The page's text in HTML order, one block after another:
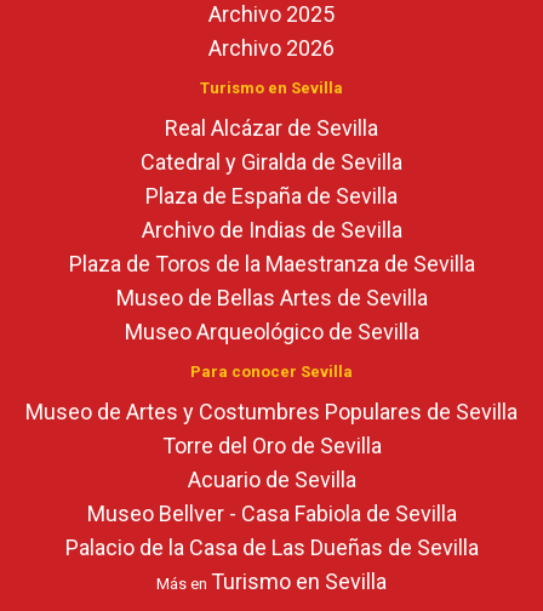
Archivo 2025
Archivo 2026
Turismo en Sevilla
Real Alcázar de Sevilla
Catedral y Giralda de Sevilla
Plaza de España de Sevilla
Archivo de Indias de Sevilla
Plaza de Toros de la Maestranza de Sevilla
Museo de Bellas Artes de Sevilla
Museo Arqueológico de Sevilla
Para conocer Sevilla
Museo de Artes y Costumbres Populares de Sevilla
Torre del Oro de Sevilla
Acuario de Sevilla
Museo Bellver - Casa Fabiola de Sevilla
Palacio de la Casa de Las Dueñas de Sevilla
Más en Turismo en Sevilla